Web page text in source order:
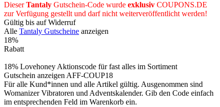
DieserTantaly Gutschein-Code wurde exklusiv COUPONS.DE
zur Verfügung gestellt und darf nicht weiterveröffentlicht werden!
Gültig bis auf Widerruf
Alle Tantaly Gutscheine anzeigen
18%
Rabatt
18% Lovehoney Aktionscode für fast alles im Sortiment
Gutschein anzeigenAFF-COUP18
Für alle Kund*innen und alle Artikel gültig. Ausgenommen sind
Womanizer Vibratoren und Adventskalender. Gib den Code einfach
im entsprechenden Feld im Warenkorb ein.